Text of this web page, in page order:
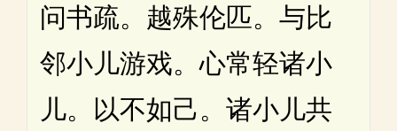
问书疏。越殊伦匹。与比
邻小儿游戏。心常轻诸小
儿。以不如己。诸小儿共